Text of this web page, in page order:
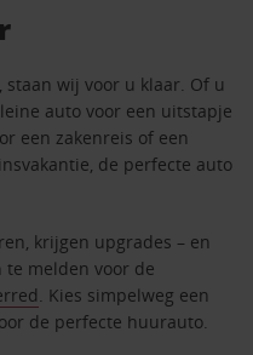
wij voor u klaar. Of u
auto voor een uitstapje
een zakenreis of een
de perfecte auto
krijgen upgrades – en
te melden voor de
. Kies simpelweg een
de perfecte huurauto.